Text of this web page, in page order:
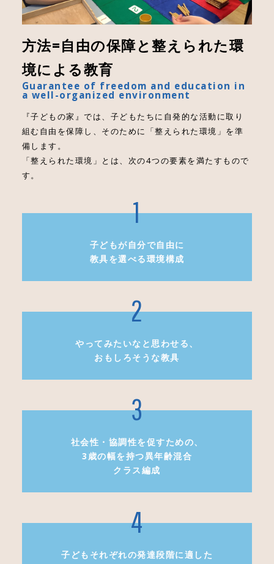
方法=自由の保障と整えられた環
境による教育
Guarantee of freedom and education in
a well-organized environment
『子どもの家』では、子どもたちに自発的な活動に取り
組む自由を保障し、そのために「整えられた環境」を準
備します。
「整えられた環境」とは、次の4つの要素を満たすもので
す。
子どもが自分で自由に
教具を選べる環境構成
やってみたいなと思わせる、
おもしろそうな教具
社会性・協調性を促すための、
3歳の幅を持つ異年齢混合
クラス編成
子どもそれぞれの発達段階に適した